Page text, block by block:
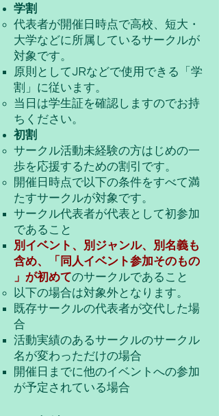
学割
代表者が開催日時点で高校、短大 ・
大学などに所属しているサークルが
対象です。
原則としてJRなどで使用できる「学
割」に従います。
当日は学生証を確認しますのでお持
ちください。
​初割
サークル活動未経験の方はじめの一
歩を応援するための割引です。
開催日時点で以下の条件をすべて満
たすサークルが対象です。
サークル代表者が代表として初参加
であること
別イベント、 別ジャンル、別名義も
含め、
​「同人イベント参加そのもの
」 が初めてのサークルであること
以下の場合は対象外となります。
既存サークルの代表者が交代した場
合
活動実績のあるサークルのサークル
名が変わっただけの場合
開催日までに他のイベントへの参加
が予定されている場合​​